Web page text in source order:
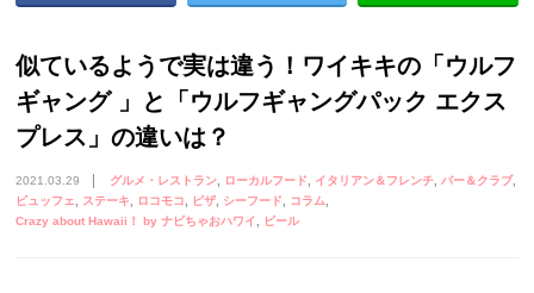
似ているようで実は違う！ワイキキの「ウルフ
ギャング 」と「ウルフギャングパック エクス
プレス」の違いは？
2021.03.29 グルメ・レストラン ローカルフード イタリアン＆フレンチ バー＆クラブ
ビュッフェ ステーキ ロコモコ ピザ シーフード コラム
Crazy about Hawaii！ by ナビちゃおハワイ
ビール